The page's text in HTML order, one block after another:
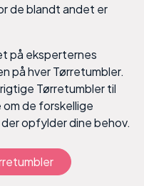
de blandt andet er
på eksperternes
på hver Tørretumbler.
Tørretumbler til
de forskellige
opfylder dine behov.